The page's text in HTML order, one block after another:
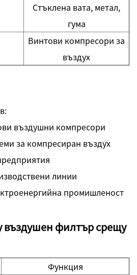
Стъклена вата, метал,
гума
Винтови компресори за
въздух
въздушни компресори
за компресиран въздух
линии
промишленост
въздушен филтър срещу
Функция